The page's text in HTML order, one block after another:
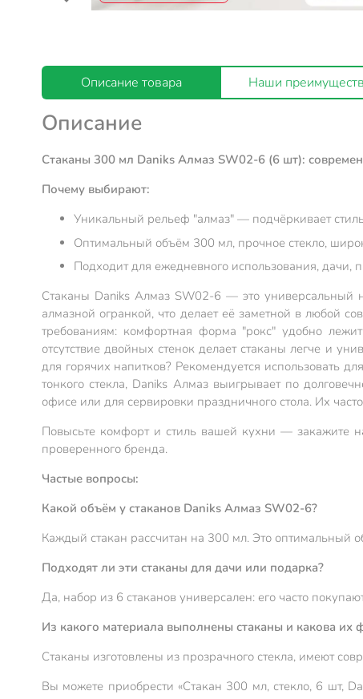
Описание товара Наши
Описание
Стаканы 300 мл Daniks Алмаз SW02-6 (6 шт):
Почему выбирают:
Уникальный рельеф "алмаз" — подчёркивает
Оптимальный объём 300 мл, прочное стекло,
Подходит для ежедневного использования, дачи,
Стаканы Daniks Алмаз SW02-6 — это универсальный
алмазной огранкой, что делает её заметной в любой
требованиям: комфортная форма "рокс" удобно
отсутствие двойных стенок делает стаканы легче и
для горячих напитков? Рекомендуется использовать
тонкого стекла, Daniks Алмаз выигрывает по
офисе или для сервировки праздничного стола. Их
Повысьте комфорт и стиль вашей кухни — закажите
проверенного бренда.
Частые вопросы:
Какой объём у стаканов Daniks Алмаз SW02-6?
Каждый стакан рассчитан на 300 мл. Это оптимальный
Подходят ли эти стаканы для дачи или подарка?
Да, набор из 6 стаканов универсален: его часто
Из какого материала выполнены стаканы и какова их
Стаканы изготовлены из прозрачного стекла, имеют
Вы можете приобрести «Стакан 300 мл, стекло, 6 шт,